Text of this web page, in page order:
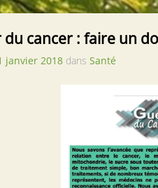
du cancer : faire un
janvier 2018 dans Santé